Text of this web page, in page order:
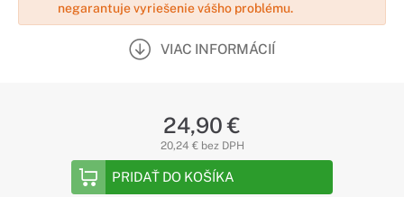
negarantuje vyriešenie vášho problému.
VIAC INFORMÁCIÍ
24,90 €
20,24 € bez DPH
PRIDAŤ DO KOŠÍKA